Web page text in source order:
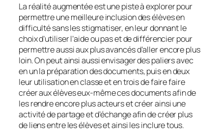
La réalité augmentée est une piste à explorer pour
permettre une meilleure inclusion des élèves en
difficulté sans les stigmatiser, en leur donnant le
choix d’utiliser l’aide ou pas et de différencier pour
permettre aussi aux plus avancés d’aller encore plus
loin. On peut ainsi aussi envisager des paliers avec
en un la préparation des documents, puis en deux
leur utilisation en classe et en trois de faire faire
créer aux élèves eux-même ces documents afin de
les rendre encore plus acteurs et créer ainsi une
activité de partage et d’échange afin de créer plus
de liens entre les élèves et ainsi les inclure tous.